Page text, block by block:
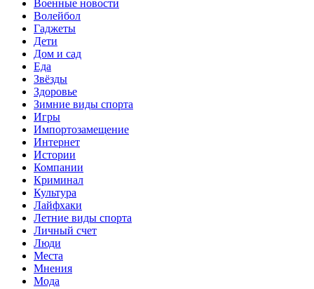
Военные новости
Волейбол
Гаджеты
Дети
Дом и сад
Еда
Звёзды
Здоровье
Зимние виды спорта
Игры
Импортозамещение
Интернет
Истории
Компании
Криминал
Культура
Лайфхаки
Летние виды спорта
Личный счет
Люди
Места
Мнения
Мода